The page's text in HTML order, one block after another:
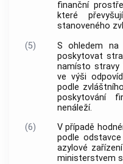
finanční
které
stanoveného
(5)
S ohledem na
poskytovat
namísto stravy
ve výši
podle
poskytování
nenáleží.
(6)
V případě
podle
azylové
ministerstvem